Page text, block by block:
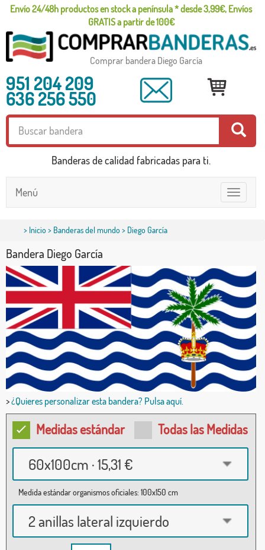
Envío 24/48h productos en stock a península * desde 3,99€, Envíos
GRATIS a partir de 100€
Comprar bandera Diego García
951 204 209
636 256 550
Banderas de calidad fabricadas para ti.
Toggle
navigation
Menú
> Inicio> Banderas del mundo> Diego García
Bandera Diego García
>¿Quieres personalizar esta bandera? Pulsa aquí.
Medidas estándar Todas las Medidas
60x100cm · 15,31 €
Medida estándar organismos oficiales: 100x150 cm
2 anillas lateral izquierdo